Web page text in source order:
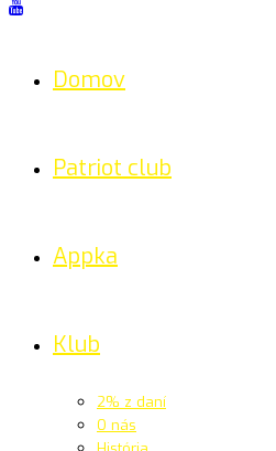
Domov
Patriot club
Appka
Klub
2% z daní
O nás